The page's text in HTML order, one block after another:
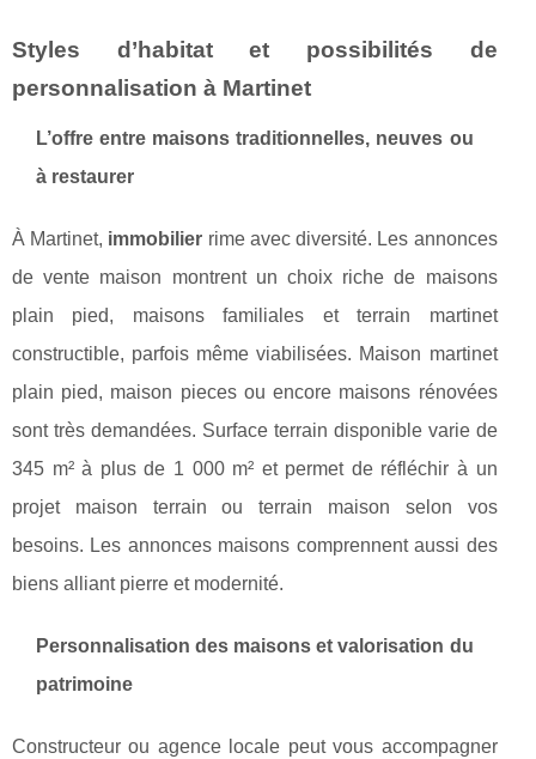
Styles d’habitat et possibilités de
personnalisation à Martinet
L’offre entre maisons traditionnelles, neuves ou
à restaurer
À Martinet, immobilier rime avec diversité. Les annonces
de vente maison montrent un choix riche de maisons
plain pied, maisons familiales et terrain martinet
constructible, parfois même viabilisées. Maison martinet
plain pied, maison pieces ou encore maisons rénovées
sont très demandées. Surface terrain disponible varie de
345 m² à plus de 1 000 m² et permet de réfléchir à un
projet maison terrain ou terrain maison selon vos
besoins. Les annonces maisons comprennent aussi des
biens alliant pierre et modernité.
Personnalisation des maisons et valorisation du
patrimoine
Constructeur ou agence locale peut vous accompagner